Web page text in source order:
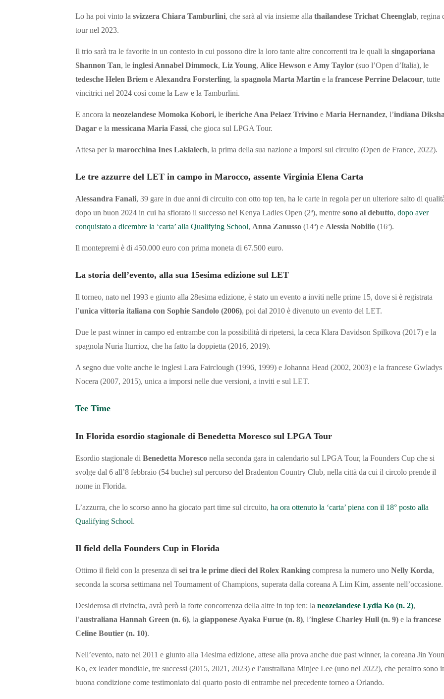
Lo ha poi vinto la svizzera Chiara Tamburlini, che sarà al via insieme alla thailandese Trichat Cheenglab, regina
tour nel 2023.
Il trio sarà tra le favorite in un contesto in cui possono dire la loro tante altre concorrenti tra le quali la singaporiana
Shannon Tan, le inglesi Annabel Dimmock, Liz Young, Alice Hewson e Amy Taylor (suo l’Open d’Italia), le
tedesche Helen Briem e Alexandra Forsterling, la spagnola Marta Martin e la francese Perrine Delacour, tutte
vincitrici nel 2024 così come la Law e la Tamburlini.
E ancora la neozelandese Momoka Kobori, le iberiche Ana Pelaez Trivino e Maria Hernandez, l’indiana
Dagar e la messicana Maria Fassi, che gioca sul LPGA Tour.
Attesa per la marocchina Ines Laklalech, la prima della sua nazione a imporsi sul circuito (Open de France, 2022).
Le tre azzurre del LET in campo in Marocco, assente Virginia Elena Carta
Alessandra Fanali, 39 gare in due anni di circuito con otto top ten, ha le carte in regola per un ulteriore salto di
dopo un buon 2024 in cui ha sfiorato il successo nel Kenya Ladies Open (2ª), mentre sono al debutto, dopo aver
conquistato a dicembre la ‘carta’ alla Qualifying School, Anna Zanusso (14ª) e Alessia Nobilio (16ª).
Il montepremi è di 450.000 euro con prima moneta di 67.500 euro.
La storia dell’evento, alla sua 15esima edizione sul LET
Il torneo, nato nel 1993 e giunto alla 28esima edizione, è stato un evento a inviti nelle prime 15, dove si è registrata
l’unica vittoria italiana con Sophie Sandolo (2006), poi dal 2010 è divenuto un evento del LET.
Due le past winner in campo ed entrambe con la possibilità di ripetersi, la ceca Klara Davidson Spilkova (2017) e la
spagnola Nuria Iturrioz, che ha fatto la doppietta (2016, 2019).
A segno due volte anche le inglesi Lara Fairclough (1996, 1999) e Johanna Head (2002, 2003) e la francese Gwladys
Nocera (2007, 2015), unica a imporsi nelle due versioni, a inviti e sul LET.
Tee Time
In Florida esordio stagionale di Benedetta Moresco sul LPGA Tour
Esordio stagionale di Benedetta Moresco nella seconda gara in calendario sul LPGA Tour, la Founders Cup che si
svolge dal 6 all’8 febbraio (54 buche) sul percorso del Bradenton Country Club, nella città da cui il circolo prende il
nome in Florida.
L’azzurra, che lo scorso anno ha giocato part time sul circuito, ha ora ottenuto la ‘carta’ piena con il 18° posto alla
Qualifying School.
Il field della Founders Cup in Florida
Ottimo il field con la presenza di sei tra le prime dieci del Rolex Ranking compresa la numero uno Nelly Korda,
seconda la scorsa settimana nel Tournament of Champions, superata dalla coreana A Lim Kim, assente nell’occasione.
Desiderosa di rivincita, avrà però la forte concorrenza della altre in top ten: la neozelandese Lydia Ko (n. 2),
l’australiana Hannah Green (n. 6), la giapponese Ayaka Furue (n. 8), l’inglese Charley Hull (n. 9) e la francese
Celine Boutier (n. 10).
Nell’evento, nato nel 2011 e giunto alla 14esima edizione, attese alla prova anche due past winner, la coreana Jin
Ko, ex leader mondiale, tre successi (2015, 2021, 2023) e l’australiana Minjee Lee (uno nel 2022), che peraltro sono
buona condizione come testimoniato dal quarto posto di entrambe nel precedente torneo a Orlando.